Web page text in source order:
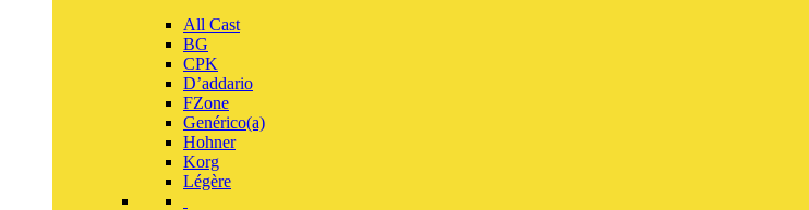
All Cast
BG
CPK
D’addario
FZone
Genérico(a)
Hohner
Korg
Légère